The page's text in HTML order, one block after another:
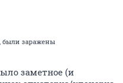
были заражены
заметное (и